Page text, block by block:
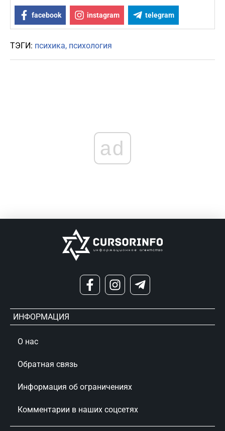
facebook instagram telegram
ТЭГИ: психика психология
ad
ИНФОРМАЦИЯ
О нас
Обратная связь
Информация об ограничениях
Комментарии в наших соцсетях